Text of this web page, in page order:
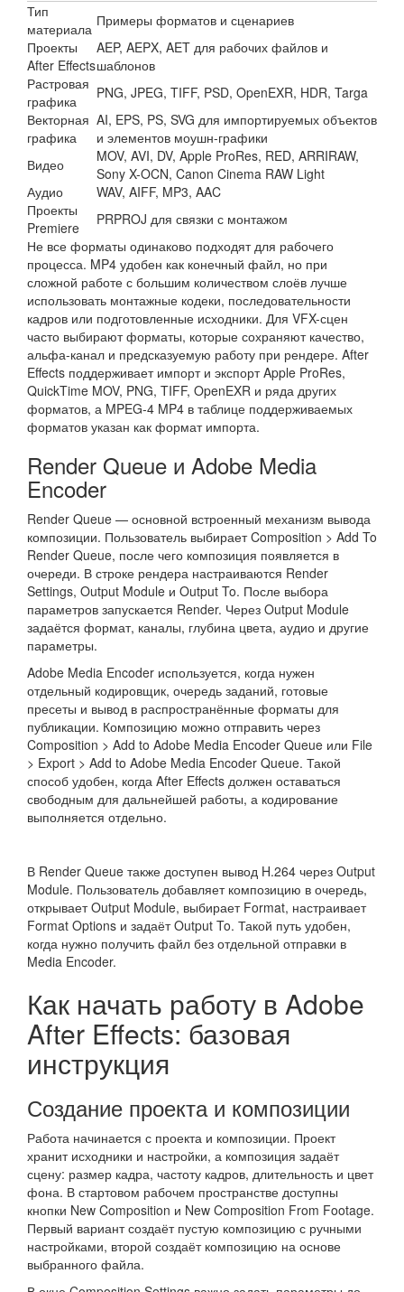
Тип
материала Примеры форматов и сценариев
Проекты
After Effects
AEP, AEPX, AET для рабочих файлов и
шаблонов
Растровая
графика
PNG, JPEG, TIFF, PSD, OpenEXR, HDR, Targa
Векторная
графика
AI, EPS, PS, SVG для импортируемых объектов
и элементов моушн-графики
Видео
MOV, AVI, DV, Apple ProRes, RED, ARRIRAW,
Sony X-OCN, Canon Cinema RAW Light
Аудио
WAV, AIFF, MP3, AAC
Проекты
Premiere
PRPROJ для связки с монтажом
Не все форматы одинаково подходят для рабочего
процесса. MP4 удобен как конечный файл, но при
сложной работе с большим количеством слоёв лучше
использовать монтажные кодеки, последовательности
кадров или подготовленные исходники. Для VFX-сцен
часто выбирают форматы, которые сохраняют качество,
альфа-канал и предсказуемую работу при рендере. After
Effects поддерживает импорт и экспорт Apple ProRes,
QuickTime MOV, PNG, TIFF, OpenEXR и ряда других
форматов, а MPEG-4 MP4 в таблице поддерживаемых
форматов указан как формат импорта.
Render Queue и Adobe Media
Encoder
Render Queue — основной встроенный механизм вывода
композиции. Пользователь выбирает Composition > Add To
Render Queue, после чего композиция появляется в
очереди. В строке рендера настраиваются Render
Settings, Output Module и Output To. После выбора
параметров запускается Render. Через Output Module
задаётся формат, каналы, глубина цвета, аудио и другие
параметры.
Adobe Media Encoder используется, когда нужен
отдельный кодировщик, очередь заданий, готовые
пресеты и вывод в распространённые форматы для
публикации. Композицию можно отправить через
Composition > Add to Adobe Media Encoder Queue или File
> Export > Add to Adobe Media Encoder Queue. Такой
способ удобен, когда After Effects должен оставаться
свободным для дальнейшей работы, а кодирование
выполняется отдельно.
В Render Queue также доступен вывод H.264 через Output
Module. Пользователь добавляет композицию в очередь,
открывает Output Module, выбирает Format, настраивает
Format Options и задаёт Output To. Такой путь удобен,
когда нужно получить файл без отдельной отправки в
Media Encoder.
Как начать работу в Adobe
After Effects: базовая
инструкция
Создание проекта и композиции
Работа начинается с проекта и композиции. Проект
хранит исходники и настройки, а композиция задаёт
сцену: размер кадра, частоту кадров, длительность и цвет
фона. В стартовом рабочем пространстве доступны
кнопки New Composition и New Composition From Footage.
Первый вариант создаёт пустую композицию с ручными
настройками, второй создаёт композицию на основе
выбранного файла.